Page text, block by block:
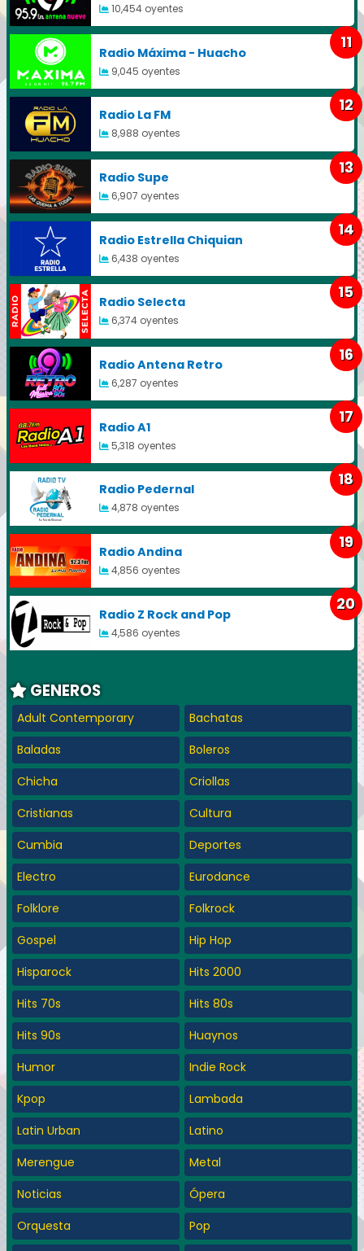
10,454 oyentes
Radio Máxima - Huacho
9,045 oyentes
11
Radio La FM
8,988 oyentes
12
Radio Supe
6,907 oyentes
13
Radio Estrella Chiquian
6,438 oyentes
14
Radio Selecta
6,374 oyentes
15
Radio Antena Retro
6,287 oyentes
16
Radio A1
5,318 oyentes
17
Radio Pedernal
4,878 oyentes
18
Radio Andina
4,856 oyentes
19
Radio Z Rock and Pop
4,586 oyentes
20
GENEROS
Adult Contemporary
Bachatas
Baladas
Boleros
Chicha
Criollas
Cristianas
Cultura
Cumbia
Deportes
Electro
Eurodance
Folklore
Folkrock
Gospel
Hip Hop
Hisparock
Hits 2000
Hits 70s
Hits 80s
Hits 90s
Huaynos
Humor
Indie Rock
Kpop
Lambada
Latin Urban
Latino
Merengue
Metal
Noticias
Ópera
Orquesta
Pop